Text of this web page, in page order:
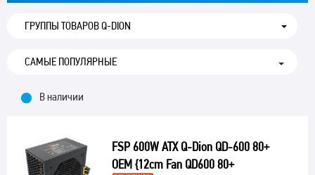
ГРУППЫ ТОВАРОВ Q-DION
В наличии
FSP 600W ATX Q-Dion QD-600 80+
OEM {12cm Fan QD600 80+